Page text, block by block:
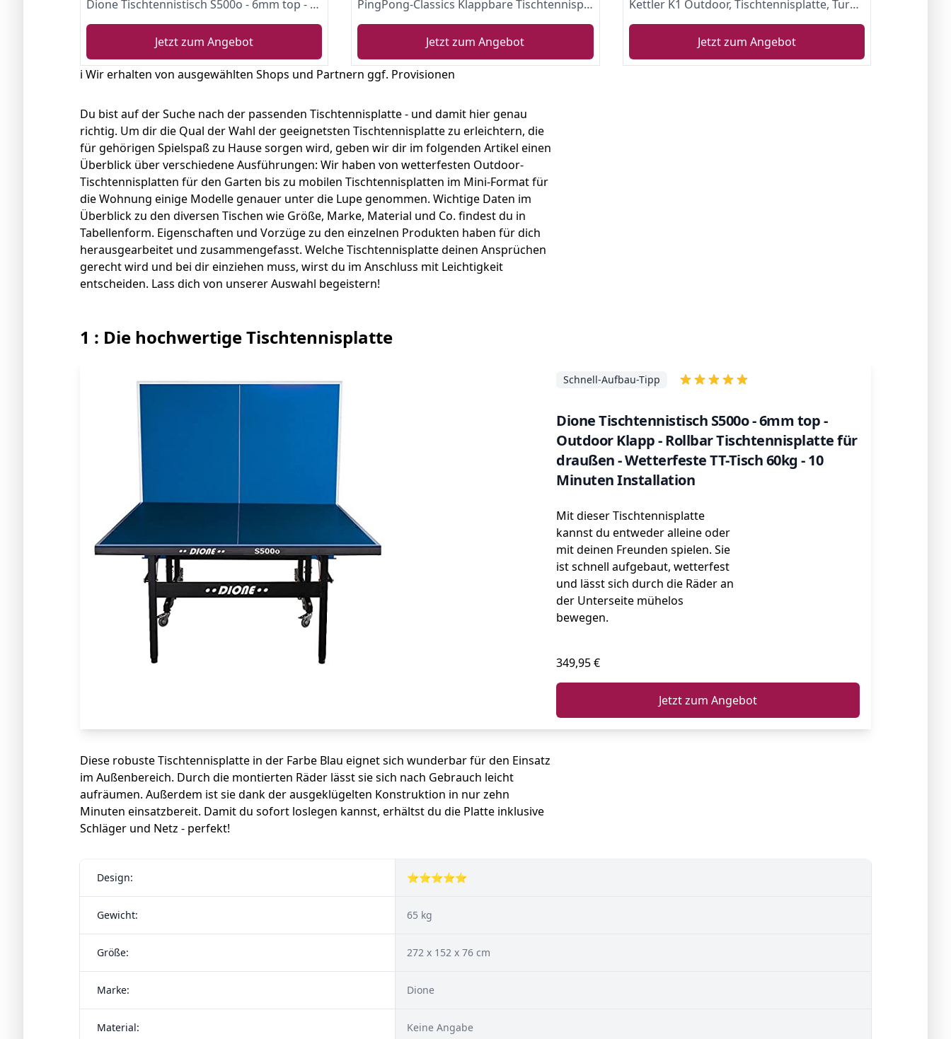
Dione Tischtennistisch S500o - 6mm top - Outdoor Klapp - Rollbar Tischtennisplatte für draußen - Wetterfeste TT-Tisch 60kg - 10 Minuten Installation
Jetzt zum Angebot
PingPong-Classics Klappbare Tischtennisplatte, HBT: 180 x80 x76 cm, tragbar inklusive Netz, 2 Schläger, Ballhalter & 6 Bälle
Jetzt zum Angebot
Kettler K1 Outdoor, Tischtennisplatte, Turniermaße, robuste 4mm Melaminharzplatte mit kratzfester Overlay-Schicht, wetterfest, klappbar, TÜV geprüft, DIN EN 14468-1, Made in Germany
Jetzt zum Angebot
ℹ️ Wir erhalten von ausgewählten Shops und Partnern ggf. Provisionen
Du bist auf der Suche nach der passenden Tischtennisplatte - und damit hier genau
richtig. Um dir die Qual der Wahl der geeignetsten Tischtennisplatte zu erleichtern, die
für gehörigen Spielspaß zu Hause sorgen wird, geben wir dir im folgenden Artikel einen
Überblick über verschiedene Ausführungen: Wir haben von wetterfesten Outdoor-
Tischtennisplatten für den Garten bis zu mobilen Tischtennisplatten im Mini-Format für
die Wohnung einige Modelle genauer unter die Lupe genommen. Wichtige Daten im
Überblick zu den diversen Tischen wie Größe, Marke, Material und Co. findest du in
Tabellenform. Eigenschaften und Vorzüge zu den einzelnen Produkten haben für dich
herausgearbeitet und zusammengefasst. Welche Tischtennisplatte deinen Ansprüchen
gerecht wird und bei dir einziehen muss, wirst du im Anschluss mit Leichtigkeit
entscheiden. Lass dich von unserer Auswahl begeistern!
1 : Die hochwertige Tischtennisplatte
Dione Tischtennistisch S500o - 6mm top -
Outdoor Klapp - Rollbar Tischtennisplatte für
draußen - Wetterfeste TT-Tisch 60kg - 10
Minuten Installation
Schnell-Aufbau-Tipp
Mit dieser Tischtennisplatte
kannst du entweder alleine oder
mit deinen Freunden spielen. Sie
ist schnell aufgebaut, wetterfest
und lässt sich durch die Räder an
der Unterseite mühelos
bewegen.
349,95 €
Jetzt zum Angebot
Diese robuste Tischtennisplatte in der Farbe Blau eignet sich wunderbar für den Einsatz
im Außenbereich. Durch die montierten Räder lässt sie sich nach Gebrauch leicht
aufräumen. Außerdem ist sie dank der ausgeklügelten Konstruktion in nur zehn
Minuten einsatzbereit. Damit du sofort loslegen kannst, erhältst du die Platte inklusive
Schläger und Netz - perfekt!
Design: ⭐⭐⭐⭐⭐
Gewicht: 65 kg
Größe: 272 x 152 x 76 cm
Marke: Dione
Material: Keine Angabe